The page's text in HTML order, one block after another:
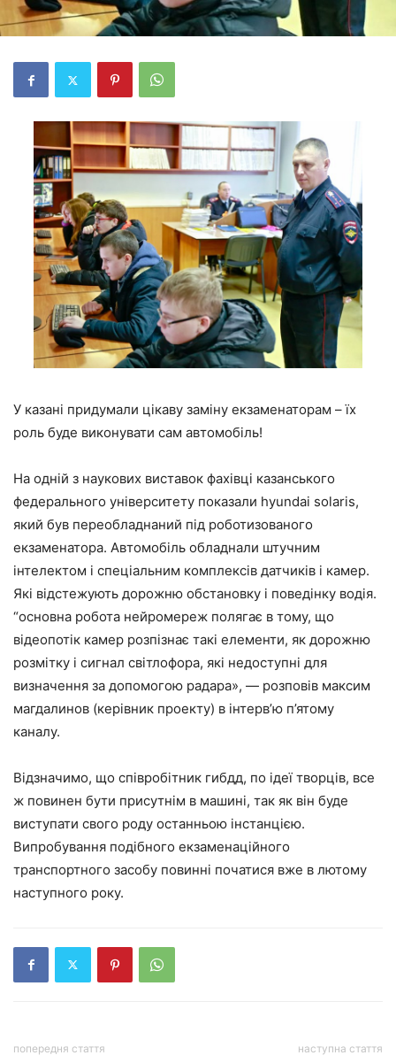
У казані придумали цікаву заміну екзаменаторам – їх
роль буде виконувати сам автомобіль!
На одній з наукових виставок фахівці казанського
федерального університету показали hyundai solaris,
який був переобладнаний під роботизованого
екзаменатора. Автомобіль обладнали штучним
інтелектом і спеціальним комплексів датчиків і камер.
Які відстежують дорожню обстановку і поведінку водія.
“основна робота нейромереж полягає в тому, що
відеопотік камер розпізнає такі елементи, як дорожню
розмітку і сигнал світлофора, які недоступні для
визначення за допомогою радара», — розповів максим
магдалинов (керівник проекту) в інтерв’ю п’ятому
каналу.
Відзначимо, що співробітник гибдд, по ідеї творців, все
ж повинен бути присутнім в машині, так як він буде
виступати свого роду останньою інстанцією.
Випробування подібного екзаменаційного
транспортного засобу повинні початися вже в лютому
наступного року.
попередня стаття наступна стаття